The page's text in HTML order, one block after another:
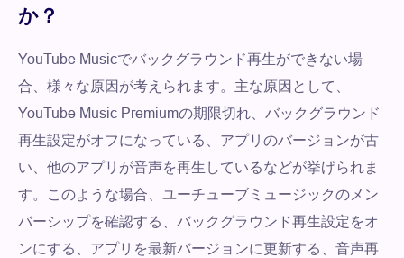
か？
YouTube Musicでバックグラウンド再生ができない場
合、様々な原因が考えられます。主な原因として、
YouTube Music Premiumの期限切れ、バックグラウンド
再生設定がオフになっている、アプリのバージョンが古
い、他のアプリが音声を再生しているなどが挙げられま
す。このような場合、ユーチューブミュージックのメン
バーシップを確認する、バックグラウンド再生設定をオ
ンにする、アプリを最新バージョンに更新する、音声再